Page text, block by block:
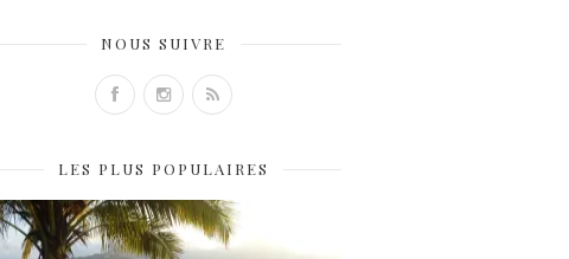
NOUS SUIVRE
LES PLUS POPULAIRES